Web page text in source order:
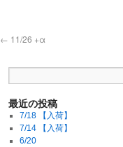
← 11/26 +α
最近の投稿
7/18 【入荷】
7/14 【入荷】
6/20